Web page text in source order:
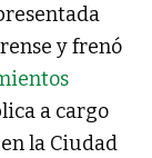
y frenó
a cargo
la Ciudad